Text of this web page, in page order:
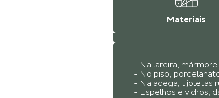
Materiais
- Na lareira,
- No piso,
- Na adega, tijoletas
- Espelhos e vidros,